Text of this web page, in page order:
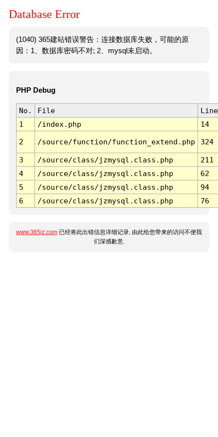
Database Error
(1040) 365建站错误警告：连接数据库失败，可能的原
因：1、数据库密码不对; 2、mysql未启动。
PHP Debug
No. File
Line
1
/index.php 14
2 /source/function/function_extend.php 324
3 /source/class/jzmysql.class.php
211
4
/source/class/jzmysql.class.php
62
5
/source/class/jzmysql.class.php
94
6
/source/class/jzmysql.class.php 76
www.365jz.com 已经将此出错信息详细记录, 由此给您带来的访问不便我
们深感歉意.